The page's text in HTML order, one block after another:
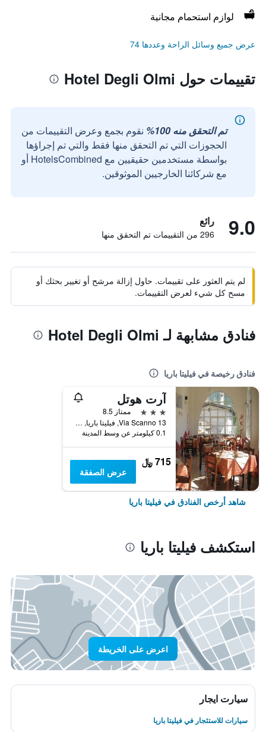
لوازم استحمام مجانية
عرض جميع وسائل الراحة وعددها 74
تقييمات حول Hotel Degli Olmi
تم التحقق منه 100%
نقوم بجمع وعرض التقييمات من
الحجوزات التي تم التحقق منها فقط والتي تم إجراؤها
بواسطة مستخدمين حقيقيين مع HotelsCombined أو
مع شركائنا الخارجيين الموثوقين.
9.0 رائع
296 من التقييمات تم التحقق منها
لم يتم العثور على تقييمات. حاول إزالة مرشح أو تغيير بحثك أو
مسح كل شيء لعرض التقييمات.
فنادق مشابهة لـ Hotel Degli Olmi
فنادق رخيصة في فيليتا باريا
آرت هوتل
3 نجوم
ممتاز 8.5
Via Scanno 13, فيليتا باريا, مقاطعة لاكويلا, إيطاليا
0.1 كيلومتر عن وسط المدينة
715 ﷼
عرض الصفقة
شاهد أرخص الفنادق في فيليتا باريا
استكشف فيليتا باريا
اعرض على الخريطة
سيارت ايجار
سيارات للاستئجار في فيليتا باريا